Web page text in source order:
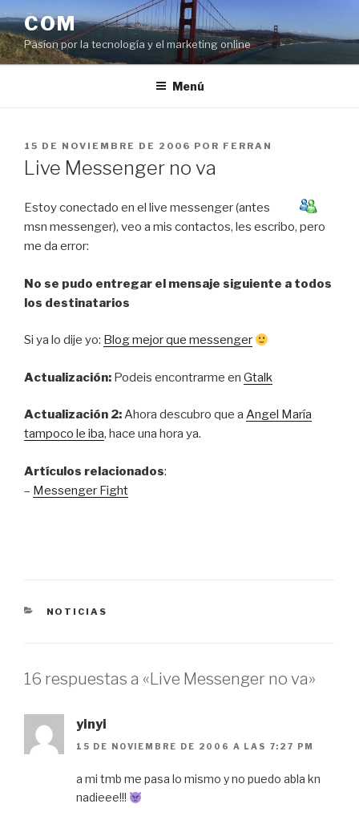
al
contenido
COM
Pasíon por la tecnología y el marketing online
Menú
PUBLICADO
EL
15 DE NOVIEMBRE DE 2006 POR FERRAN
Live Messenger no va
Estoy conectado en el live messenger (antes
msn messenger), veo a mis contactos, les escribo, pero
me da error:
No se pudo entregar el mensaje siguiente a todos
los destinatarios
Si ya lo dije yo: Blog mejor que messenger
Actualización: Podeis encontrarme en Gtalk
Actualización 2:Ahora descubro que a Angel María
tampoco le iba, hace una hora ya.
Artículos relacionados:
– Messenger Fight
CATEGORÍAS
NOTICIAS
16 respuestas a «Live Messenger no va»
yinyi
15 DE NOVIEMBRE DE 2006 A LAS 7:27 PM
a mi tmb me pasa lo mismo y no puedo abla kn
nadieee!!!